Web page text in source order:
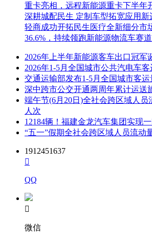
重卡亮相，远程新能源重卡下半年
深耕城配民生 定制车型拓宽应用
轻商成功开拓民生医疗全新细分市
36.6%，持续领跑新能源物流车赛
2026年上半年新能源客车出口冠军
2026年1-5月全国城市公共汽电车
交通运输部发布1-5月全国城市客运
深中跨市公交开通两周年累计运送
端午节(6月20日)全社会跨区域人员
人次
12184辆！福建金龙汽车集团实现
“五一”假期全社会跨区域人员流动
1912451637

QQ

微信